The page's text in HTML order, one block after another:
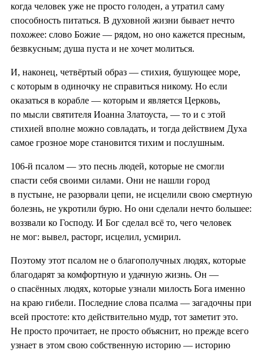
когда человек уже не просто голоден, а утратил саму
способность питаться. В духовной жизни бывает нечто
похожее: слово Божие — рядом, но оно кажется пресным,
безвкусным; душа пуста и не хочет молиться.
И, наконец, четвёртый образ — стихия, бушующее море,
с которым в одиночку не справиться никому. Но если
оказаться в корабле — которым и является Церковь,
по мысли святителя Иоанна Златоуста, — то и с этой
стихией вполне можно совладать, и тогда действием Духа
самое грозное море становится тихим и послушным.
106-й псалом — это песнь людей, которые не смогли
спасти себя своими силами. Они не нашли город
в пустыне, не разорвали цепи, не исцелили свою смертную
болезнь, не укротили бурю. Но они сделали нечто большее:
воззвали ко Господу. И Бог сделал всё то, чего человек
не мог: вывел, расторг, исцелил, усмирил.
Поэтому этот псалом не о благополучных людях, которые
благодарят за комфортную и удачную жизнь. Он —
о спасённых людях, которые узнали милость Бога именно
на краю гибели. Последние слова псалма — загадочны при
всей простоте: кто действительно мудр, тот заметит это.
Не просто прочитает, не просто объяснит, но прежде всего
узнает в этом свою собственную историю — историю